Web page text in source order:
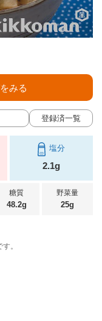
登録済一覧
みる
塩分
2.1g
糖質
48.2g
野菜量
25g
。